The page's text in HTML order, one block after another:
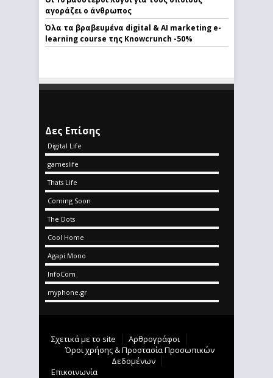
αγοράζει ο άνθρωπος
Όλα τα βραβευμένα digital & AI marketing e-
learning course της Knowcrunch -50%
Δες Επίσης
Digital Life
gameslife
Thats Life
Coming Soon
The Dots
Cool Home
Agapi Mono
InfoCom
myphone.gr
Σχετικά με το site
Αρθρογράφοι
Όροι χρήσης & Προστασία Προσωπικών
Δεδομένων
Επικοινωνία